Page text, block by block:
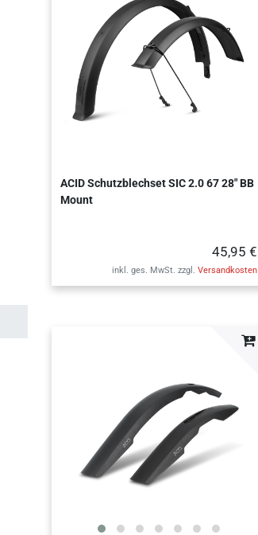
ACID Schutzblechset SIC 2.0 67 28" BB
Mount
45,95 €
inkl. ges. MwSt. zzgl. Versandkosten